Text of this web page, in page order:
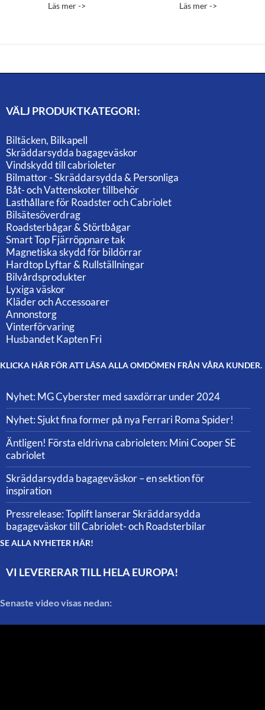
Läs mer -> Läs mer ->
VÄLJ PRODUKTKATEGORI:
Biltäcken, Bilkapell
Skräddarsydda bagageväskor
Vindskydd till cabrioleter
Bilmattor - Skräddarsydda & Personliga
Båt- och Vattenskoter tillbehör
Lasthållare för Roadster och Cabriolet
Bilsätesöverdrag
Roadsterbågar & Störtbågar
Smart Top Fjärröppnare tak
Magnetiska skydd för bildörrar
Hardtop Lyftar & Rullställningar
Bilvårdsprodukter
Lyxiga väskor
Kläder och Accessoarer
Annonstorg
Vinterförvaring
Husbandet Kapten Fri
KLICKA HÄR FÖR ATT LÄSA ALLA OMDÖMEN FRÅN VÅRA KUNDER.
Nyhet: MG Cyberster med saxdörrar under 2024
Nyhet: Sjukt fina former på nya Ferrari Roma Spider!
Äntligen! Första eldrivna cabrioleten: Mini Cooper SE
cabriolet
Skräddarsydda bagageväskor – en sektion för
inspiration
Pressrelease: Toplift lanserar Skräddarsydda
bagageväskor till Cabriolet- och Roadsterbilar
SE ALLA NYHETER HÄR!
VI LEVERERAR TILL HELA EUROPA!
Senaste video visas nedan: